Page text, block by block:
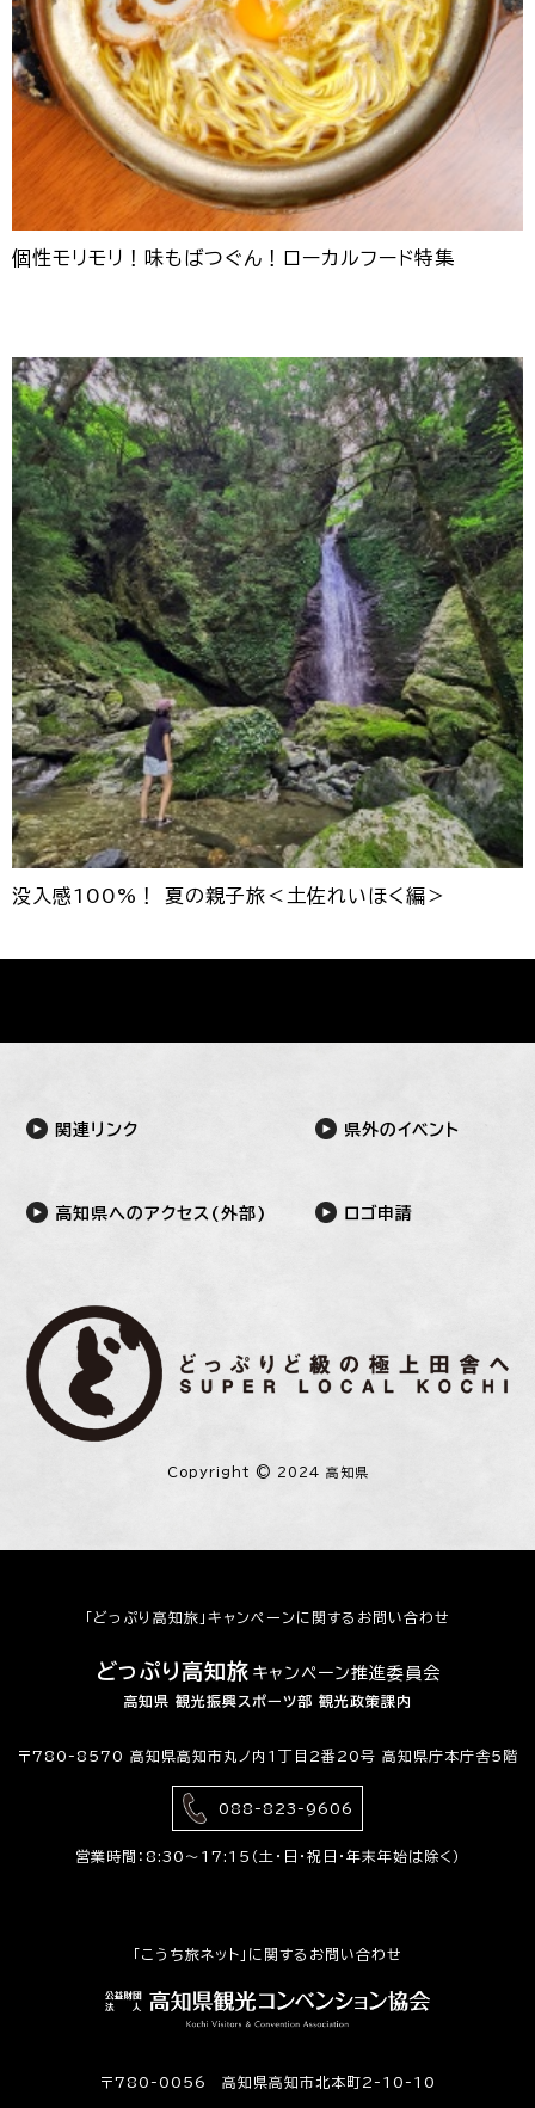
個性モリモリ！味もばつぐん！ローカルフード特集
没入感100%！ 夏の親子旅＜土佐れいほく編＞
関連リンク 県外のイベント
高知県へのアクセス(外部) ロゴ申請
Copyright © 2024 高知県
「どっぷり高知旅」キャンペーンに関するお問い合わせ
どっぷり高知旅 キャンペーン推進委員会
高知県 観光振興スポーツ部 観光政策課内
〒780-8570 高知県高知市丸ノ内1丁目2番20号 高知県庁本庁舎5階
088-823-9606
営業時間：8:30〜17:15（土・日・祝日・年末年始は除く）
「こうち旅ネット」に関するお問い合わせ
〒780-0056 高知県高知市北本町2-10-10